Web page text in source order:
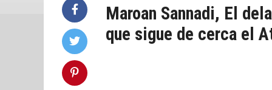
Maroan Sannadi, El
que sigue de cerca el